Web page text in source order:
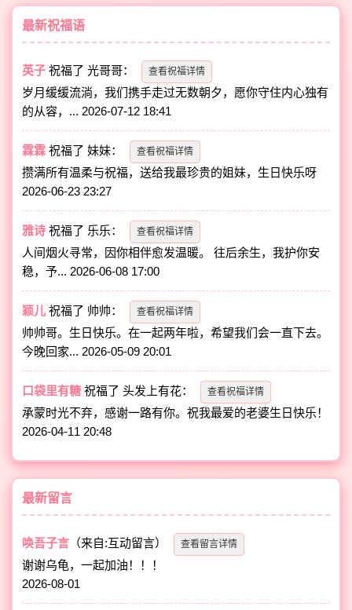
最新祝福语
英子 祝福了光哥哥： 查看祝福详情
岁月缓缓流淌，我们携手走过无数朝夕，愿你守住内心独有
的从容，... 2026-07-12 18:41
霖霖 祝福了妹妹： 查看祝福详情
攒满所有温柔与祝福，送给我最珍贵的姐妹，生日快乐呀
2026-06-23 23:27
雅诗 祝福了 乐乐： 查看祝福详情
人间烟火寻常，因你相伴愈发温暖。 往后余生，我护你安
稳，予... 2026-06-08 17:00
颖儿 祝福了 帅帅： 查看祝福详情
帅帅哥。生日快乐。在一起两年啦，希望我们会一直下去。
今晚回家... 2026-05-09 20:01
口袋里有糖 祝福了头发上有花： 查看祝福详情
承蒙时光不弃，感谢一路有你。祝我最爱的老婆生日快乐！
2026-04-11 20:48
最新留言
唤吾子言 （来自:互动留言） 查看留言详情
谢谢乌龟，一起加油！！！
2026-08-01